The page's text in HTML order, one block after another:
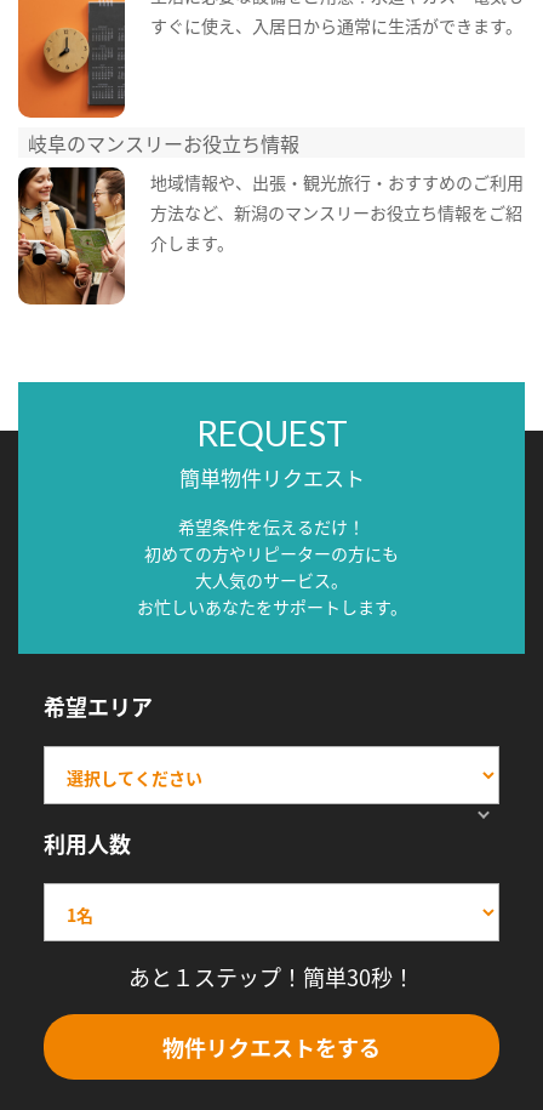
すぐに使え、入居日から通常に生活ができます。
岐阜のマンスリーお役立ち情報
地域情報や、出張・観光旅行・おすすめのご利用
方法など、新潟のマンスリーお役立ち情報をご紹
介します。
REQUEST
簡単物件リクエスト
希望条件を伝えるだけ！
初めての方やリピーターの方にも
大人気のサービス。
お忙しいあなたをサポートします。
希望エリア
利用人数
あと１ステップ！簡単30秒！
物件リクエストをする